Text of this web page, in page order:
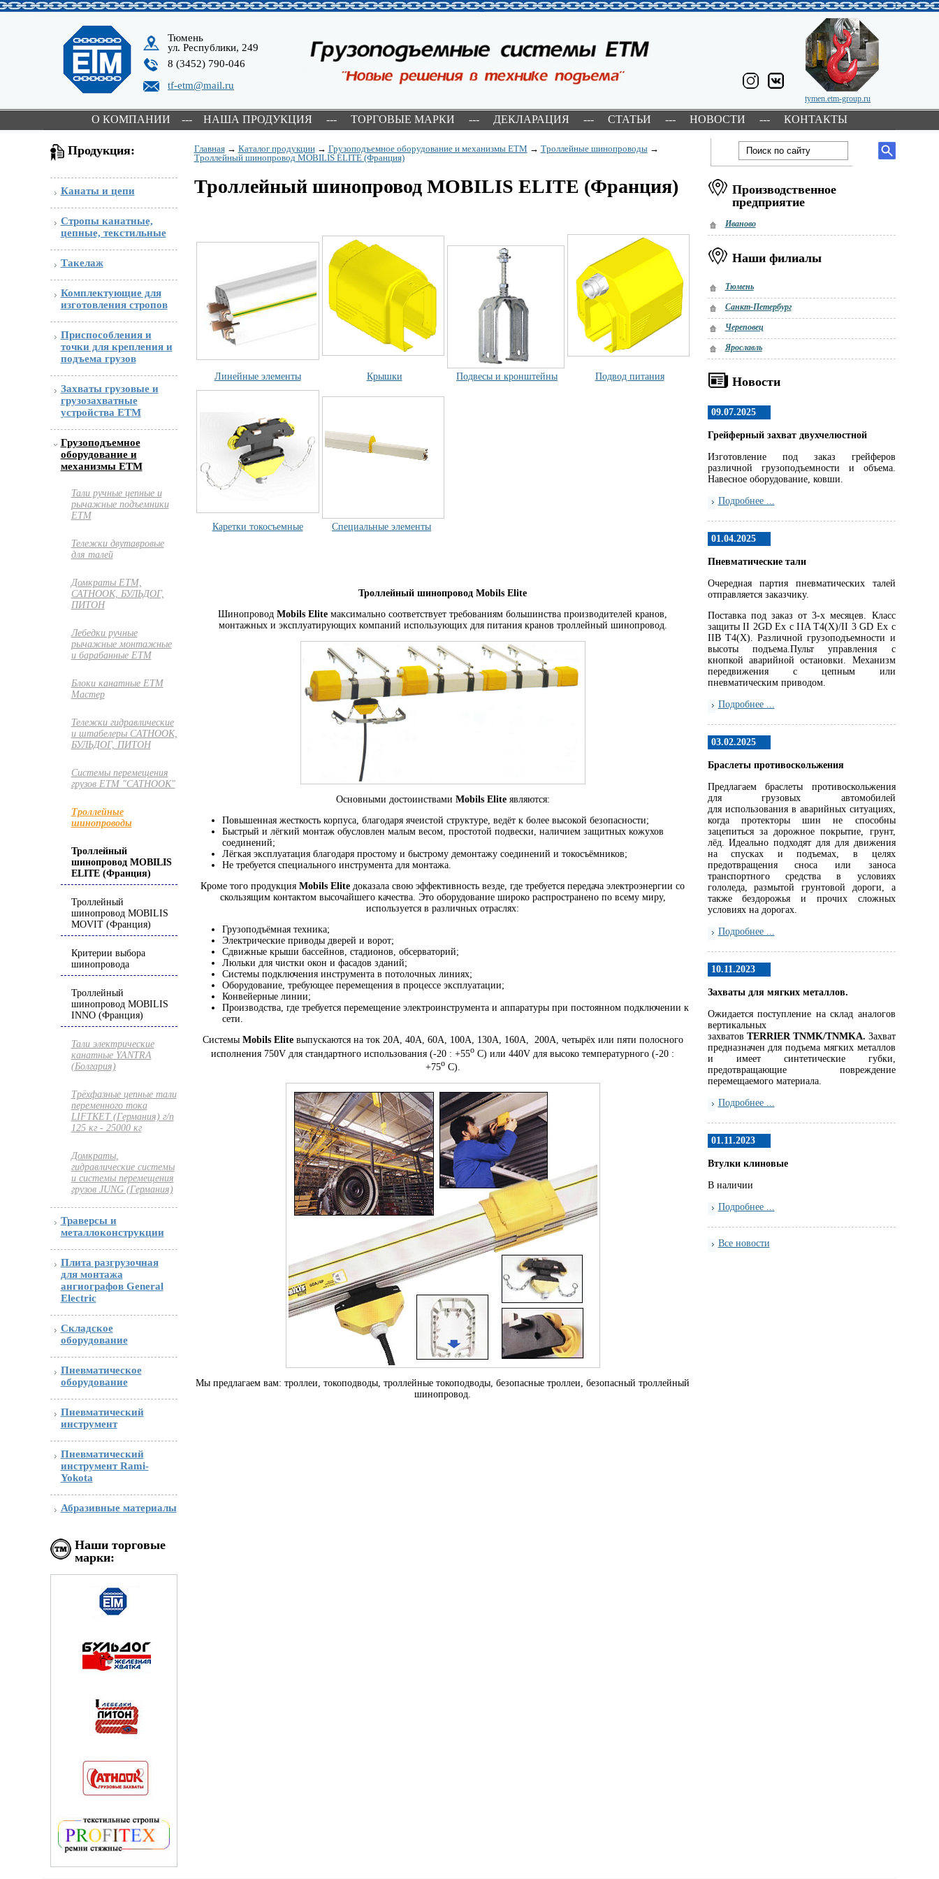
Тюмень
ул. Республики, 249
8 (3452) 790-046
tf-etm@mail.ru
tymen.etm-group.ru
О КОМПАНИИ --- НАША ПРОДУКЦИЯ --- ТОРГОВЫЕ МАРКИ --- ДЕКЛАРАЦИЯ --- СТАТЬИ --- НОВОСТИ --- КОНТАКТЫ
Продукция:
Канаты и цепи
Стропы канатные,
цепные, текстильные
Такелаж
Комплектующие для
изготовления стропов
Приспособления и
точки для крепления и
подъема грузов
Захваты грузовые и
грузозахватные
устройства ETM
Грузоподъемное
оборудование и
механизмы ETM
Тали ручные цепные и
рычажные подъемники
ЕТМ
Тележки двутавровые
для талей
Домкраты ЕТМ,
САТНООК, БУЛЬДОГ,
ПИТОН
Лебедки ручные
рычажные монтажные
и барабанные ETM
Блоки канатные ETM
Мастер
Тележки гидравлические
и штабелеры CATHOOK,
БУЛЬДОГ, ПИТОН
Системы перемещения
грузов ЕТМ "CATHOOK"
Троллейные
шинопроводы
Троллейный
шинопровод MOBILIS
ELITE (Франция)
Троллейный
шинопровод MOBILIS
MOVIT (Франция)
Критерии выбора
шинопровода
Троллейный
шинопровод MOBILIS
INNO (Франция)
Тали электрические
канатные YANTRA
(Болгария)
Трёхфазные цепные тали
переменного тока
LIFTKET (Германия) г/п
125 кг - 25000 кг
Домкраты,
гидравлические системы
и системы перемещения
грузов JUNG (Германия)
Траверсы и
металлоконструкции
Плита разгрузочная
для монтажа
ангиографов General
Electric
Складское
оборудование
Пневматическое
оборудование
Пневматический
инструмент
Пневматический
инструмент Rami-
Yokota
Абразивные материалы
Наши торговые
марки:
Главная→ Каталог продукции→ Грузоподъемное оборудование и механизмы ETM → Троллейные шинопроводы→
Троллейный шинопровод MOBILIS ELITE (Франция)
Троллейный шинопровод MOBILIS ELITE (Франция)
Линейные элементы Крышки Подвесы и кронштейны Подвод питания
Каретки токосъемные Специальные элементы
Троллейный шинопровод Mobils Elite
Шинопровод Mobils Elite максимально соответствует требованиям большинства производителей кранов,
монтажных и эксплуатирующих компаний использующих для питания кранов троллейный шинопровод.
Основными достоинствами Mobils Eliteявляются:
Повышенная жесткость корпуса, благодаря ячеистой структуре, ведёт к более высокой безопасности;
Быстрый и лёгкий монтаж обусловлен малым весом, простотой подвески, наличием защитных кожухов
соединений;
Лёгкая эксплуатация благодаря простому и быстрому демонтажу соединений и токосъёмников;
Не требуется специального инструмента для монтажа.
Кроме того продукция Mobils Elite доказала свою эффективность везде, где требуется передача электроэнергии со
скользящим контактом высочайшего качества. Это оборудование широко распространено по всему миру,
используется в различных отраслях:
Грузоподъёмная техника;
Электрические приводы дверей и ворот;
Сдвижные крыши бассейнов, стадионов, обсерваторий;
Люльки для чистки окон и фасадов зданий;
Системы подключения инструмента в потолочных линиях;
Оборудование, требующее перемещения в процессе эксплуатации;
Конвейерные линии;
Производства, где требуется перемещение электроинструмента и аппаратуры при постоянном подключении к
сети.
Системы Mobils Eliteвыпускаются на ток 20А, 40А, 60А, 100А, 130А, 160А, 200А, четырёх или пяти полосного
исполнения 750V для стандартного использования (-20 : +55о С) или 440V для высоко температурного (-20 :
+75оС).
Мы предлагаем вам: троллеи, токоподводы, троллейные токоподводы, безопасные троллеи, безопасный троллейный
шинопровод.
Производственное
предприятие
Иваново
Наши филиалы
Тюмень
Санкт-Петербург
Череповец
Ярославль
Новости
09.07.2025
Грейферный захват двухчелюстной
Изготовление под заказ грейферов
различной грузоподъемности и объема.
Навесное оборудование, ковши.
Подробнее ...
01.04.2025
Пневматические тали
Очередная партия пневматических талей
отправляется заказчику.
Поставка под заказ от 3-х месяцев. Класс
защиты II 2GD Ex c IIA T4(X)/II 3 GD Ex c
IIB T4(X). Различной грузоподъемности и
высоты подъема.Пульт управления с
кнопкой аварийной остановки. Механизм
передвижения с цепным или
пневматическим приводом.
Подробнее ...
03.02.2025
Браслеты противоскольжения
Предлагаем браслеты противоскольжения
для грузовых автомобилей
для использования в аварийных ситуациях,
когда протекторы шин не способны
зацепиться за дорожное покрытие, грунт,
лёд. Идеально подходят для для движения
на спусках и подъемах, в целях
предотвращения сноса или заноса
транспортного средства в условиях
гололеда, размытой грунтовой дороги, а
также бездорожья и прочих сложных
условиях на дорогах.
Подробнее ...
10.11.2023
Захваты для мягких металлов.
Ожидается поступление на склад аналогов
вертикальных
захватов TERRIERTNMK/TNMKA. Захват
предназначен для подъема мягких металлов
и имеет синтетические губки,
предотвращающие повреждение
перемещаемого материала.
Подробнее ...
01.11.2023
Втулки клиновые
В наличии
Подробнее ...
Все новости